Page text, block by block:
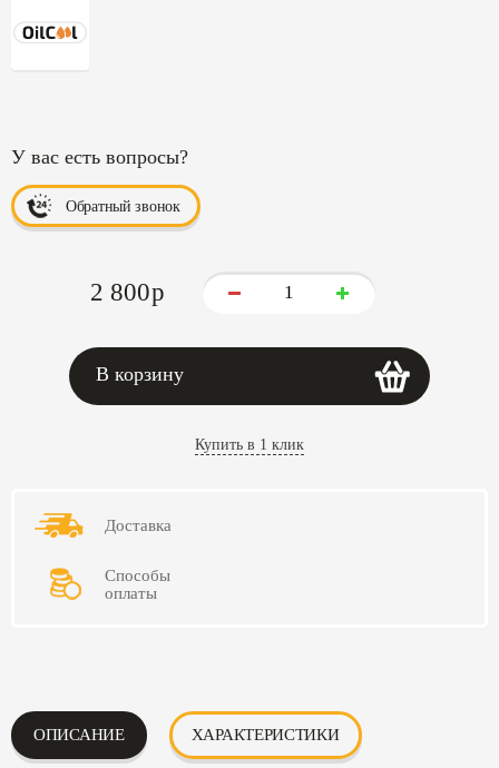
У вас есть вопросы?
Обратный звонок
2 800p
В корзину
Купить в 1 клик
Доставка
Способы
оплаты
ОПИСАНИЕ ХАРАКТЕРИСТИКИ